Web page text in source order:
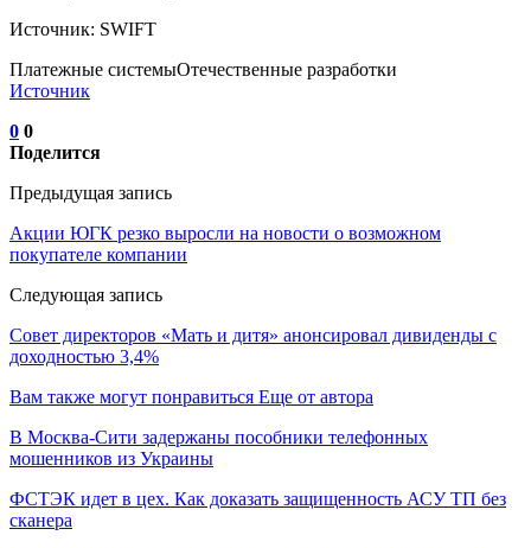
Источник: SWIFT
Платежные системыОтечественные разработки
Источник
0 0
Поделится
Предыдущая запись
Акции ЮГК резко выросли на новости о возможном
покупателе компании
Следующая запись
Совет директоров «Мать и дитя» анонсировал дивиденды с
доходностью 3,4%
Вам также могут понравиться Еще от автора
В Москва-Сити задержаны пособники телефонных
мошенников из Украины
ФСТЭК идет в цех. Как доказать защищенность АСУ ТП без
сканера